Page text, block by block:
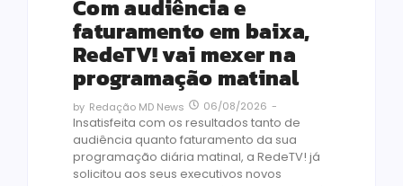
Com audiência e
faturamento em baixa,
RedeTV! vai mexer na
programação matinal
by Redação MD News 06/08/2026 -
Insatisfeita com os resultados tanto de
audiência quanto faturamento da sua
programação diária matinal, a RedeTV! já
solicitou aos seus executivos novos